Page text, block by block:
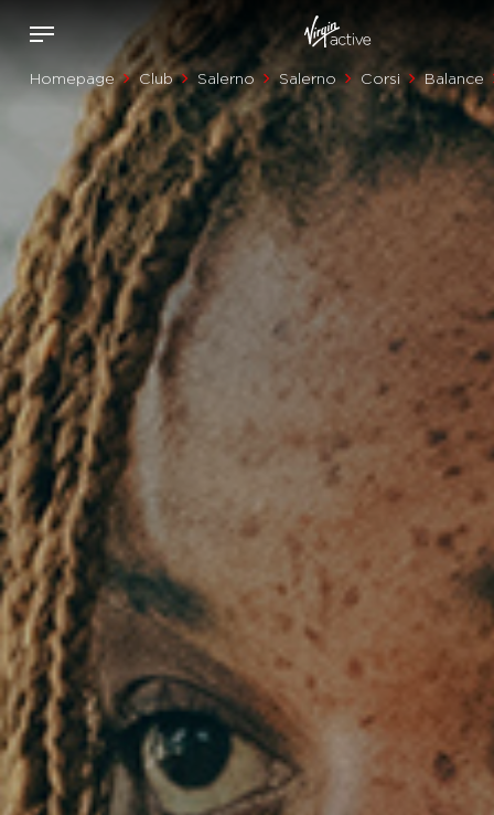
Homepage Club Salerno Salerno Corsi Balance